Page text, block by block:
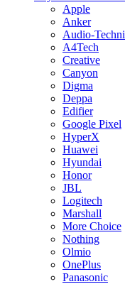
Apple
Anker
Audio-
A4Tech
Creative
Canyon
Digma
Deppa
Edifier
Google Pixel
HyperX
Huawei
Hyundai
Honor
JBL
Logitech
Marshall
More Choice
Nothing
Olmio
OnePlus
Panasonic